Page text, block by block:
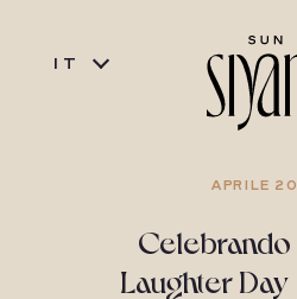
IT
APRILE
Laughter Day